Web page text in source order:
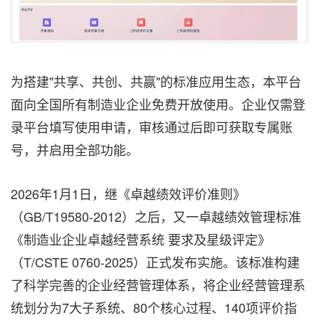
为搭建"共享、共创、共赢"的标准应用生态，本平台
面向全国所有制造业企业免费开放使用。企业仅需登
录平台填写使用申请，审核通过后即可获取专属账
号，并启用全部功能。
2026年1月1日，继《卓越绩效评价准则》
（GB/T19580-2012）之后，又一卓越绩效管理标准
《制造业企业卓越经营系统 要求及星级评定》
（T/CSTE 0760-2025）正式发布实施。该标准构建
了科学完善的企业经营管理体系，将企业经营管理系
统划分为7大子系统、80个核心过程、140项评价指